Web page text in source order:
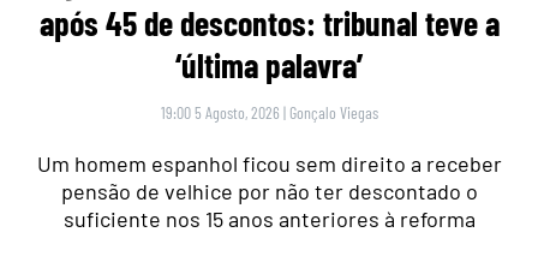
após 45 de descontos: tribunal teve a
‘última palavra’
19:00 5 Agosto, 2026 | Gonçalo Viegas
Um homem espanhol ficou sem direito a receber
pensão de velhice por não ter descontado o
suficiente nos 15 anos anteriores à reforma